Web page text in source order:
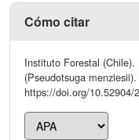
Cómo citar
Instituto Forestal
(Pseudotsuga
https://doi.org/10.52904/